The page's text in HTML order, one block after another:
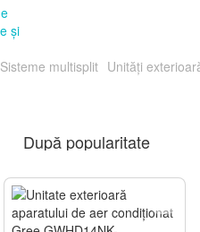
Sisteme multisplit Unități
După popularitate